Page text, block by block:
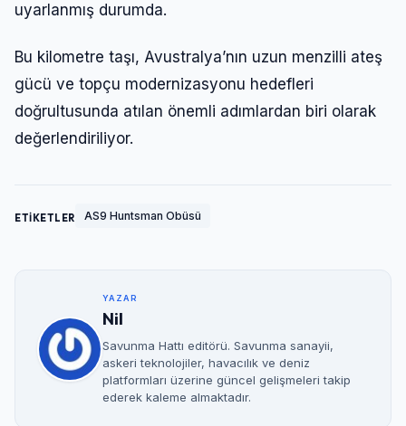
uyarlanmış durumda.
Bu kilometre taşı, Avustralya’nın uzun menzilli ateş
gücü ve topçu modernizasyonu hedefleri
doğrultusunda atılan önemli adımlardan biri olarak
değerlendiriliyor.
ETİKETLER AS9 Huntsman Obüsü
YAZAR
Nil
Savunma Hattı editörü. Savunma sanayii,
askeri teknolojiler, havacılık ve deniz
platformları üzerine güncel gelişmeleri takip
ederek kaleme almaktadır.